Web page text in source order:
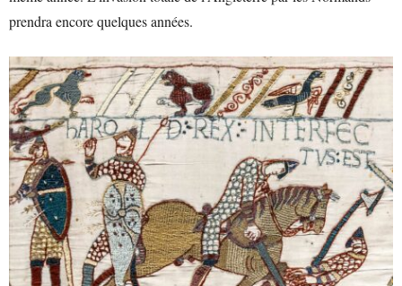
prendra encore quelques années.